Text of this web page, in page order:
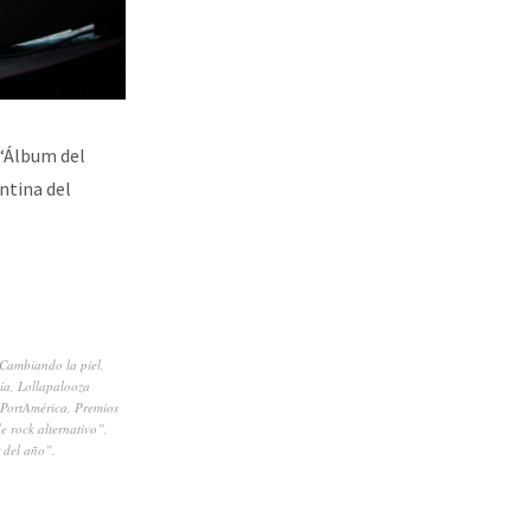
del
del
Cambiando la piel,
, Lollapalooza
PortAmérica, Premios
rock alternativo”,
año”.